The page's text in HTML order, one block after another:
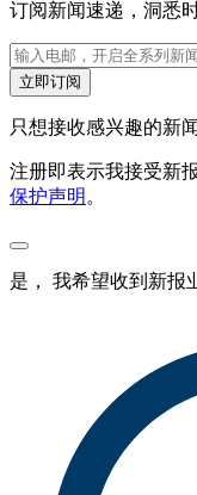
订阅新闻速递，洞悉
立即订阅
只想接收感兴趣的新
注册即表示我接受新
保护声明 。
是， 我希望收到新报